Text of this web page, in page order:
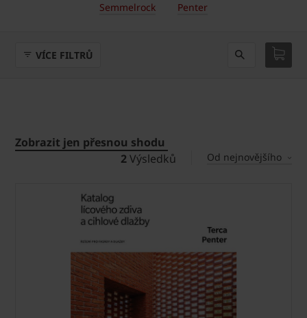
Semmelrock
Penter
VÍCE FILTRŮ
Zobrazit jen přesnou shodu
2Výsledků Od nejnovějšího